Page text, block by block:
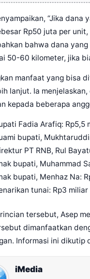
“Jika
Rp50 juta per
bahwa dana
50-60 kilometer, jika
manfaat yang bisa
lanjut. Ia
kepada beberapa
Fadia Arafiq: Rp5,5
bupati,
PT RNB, Rul
bupati, Muhammad
bupati, Menhaz Na:
tunai: Rp3 miliar
tersebut, Asep
dimanfaatkan
Informasi ini dikutip
iMedia